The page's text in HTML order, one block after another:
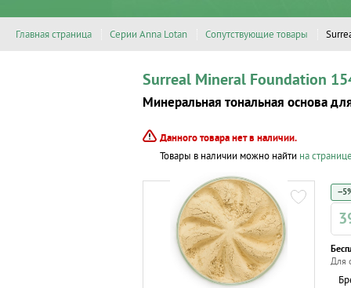
Главная страница Серии Anna Lotan Сопутствующие товары
Surreal Mineral Foundation
Минеральная тональная основа
Данного товара нет в наличии.
Товары в наличии можно найти на
Для